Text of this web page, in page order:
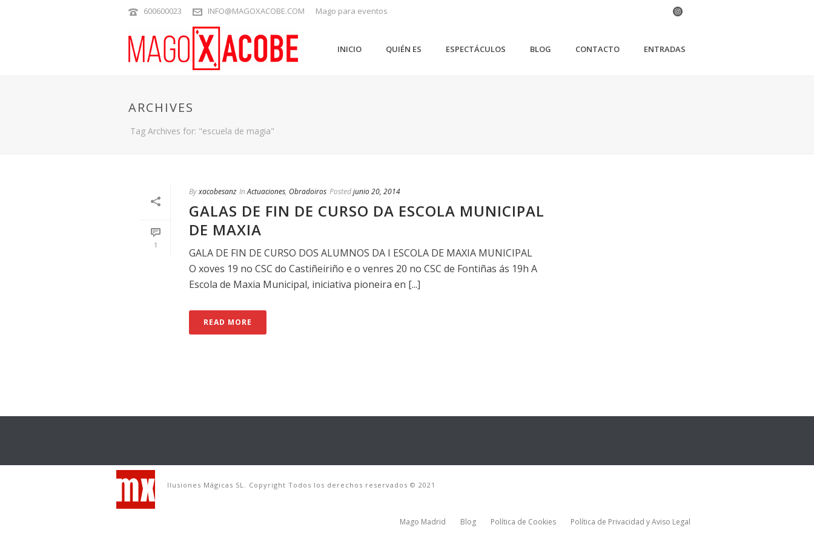
600600023 INFO@MAGOXACOBE.COM Mago para eventos
INICIO QUIÉN ES ESPECTÁCULOS BLOG CONTACTO ENTRADAS
ARCHIVES
Tag Archives for: "escuela de magia"
1
Byxacobesanz In Actuaciones, Obradoiros Postedjunio 20, 2014
GALAS DE FIN DE CURSO DA ESCOLA MUNICIPAL
DE MAXIA
GALA DE FIN DE CURSO DOS ALUMNOS DA I ESCOLA DE MAXIA MUNICIPAL
O xoves 19 no CSC do Castiñeiriño e o venres 20 no CSC de Fontiñas ás 19h A
Escola de Maxia Municipal, iniciativa pioneira en [...]
READ MORE
Ilusiones Mágicas SL. Copyright Todos los derechos reservados © 2021
Mago Madrid Blog Política de Cookies Política de Privacidad y Aviso Legal